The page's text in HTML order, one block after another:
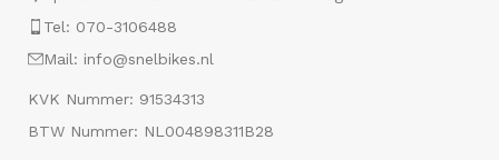
Tel: 070-3106488
Mail: info@snelbikes.nl
KVK Nummer: 91534313
BTW Nummer: NL004898311B28